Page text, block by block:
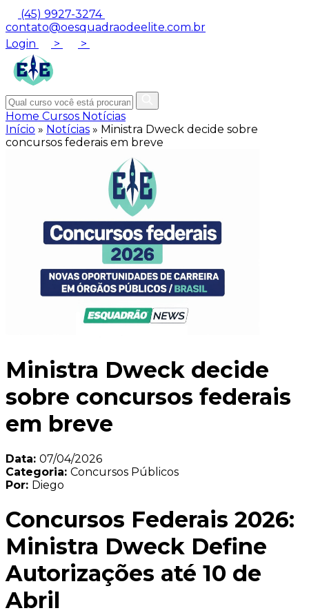
(45) 9927-3274
contato@oesquadraodeelite.com.br
Login
> >
Home Cursos Notícias
Início » Notícias » Ministra Dweck decide sobre
concursos federais em breve
Ministra Dweck decide
sobre concursos federais
em breve
Data: 07/04/2026
Categoria: Concursos Públicos
Por: Diego
Concursos Federais 2026:
Ministra Dweck Define
Autorizações até 10 de
Abril